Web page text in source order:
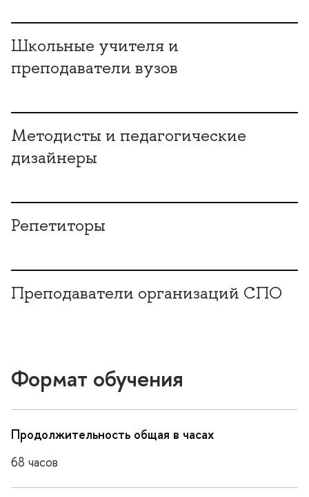
Школьные учителя и
преподаватели вузо
Методисты и педагогические
дизайнеры
Репетиторы
Преподаватели организаций СПО
Формат обучения
Продолжительность общая в часах
68 часо